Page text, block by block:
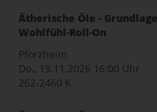
Ätherische Öle -
Wohlfühl-Roll-On
Pforzheim
Do., 19.11.2026 16:00 Uhr
262-2460 K